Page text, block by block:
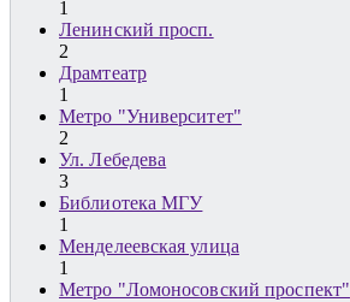
1
Ленинский просп.
2
Драмтеатр
1
Метро "Университет"
2
Ул. Лебедева
3
Библиотека МГУ
1
Менделеевская улица
1
Метро "Ломоносовский проспект"